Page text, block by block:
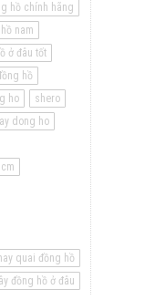
hồ chính hãng
nam
ở đâu tốt
hồ
ho
shero
dong ho
quai đồng hồ
đồng hồ ở đâu